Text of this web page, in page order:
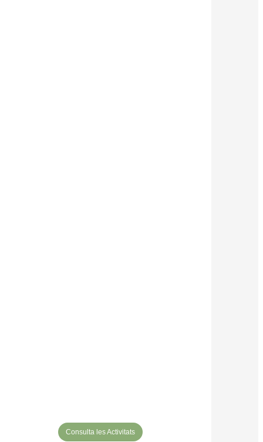
Consulta les Activitats